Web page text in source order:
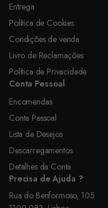
Entrega
Política de Cookies
Condições de venda
Livro de Reclamações
Política de Privacidade
Conta Pessoal
Encomendas
Conta Pessoal
Lista de Desejos
Descarregamentos
Detalhes da Conta
Precisa de Ajuda ?
Rua do Benformoso, 105